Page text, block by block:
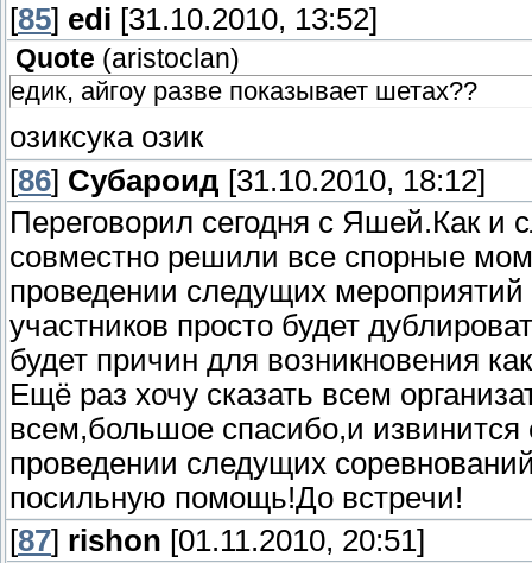
[85] edi [31.10.2010, 13:52]
Quote (aristoclan)
едик, айгоу разве показывает шетах??
озиксука озик
[86] Субароид [31.10.2010, 18:12]
Переговорил сегодня с Яшей.Как и
совместно решили все спорные
проведении следущих
участников просто будет
будет причин для возникновения
Ещё раз хочу сказать всем
всем,большое спасибо,и извинится
проведении следущих
посильную помощь!До встречи!
[87] rishon [01.11.2010, 20:51]